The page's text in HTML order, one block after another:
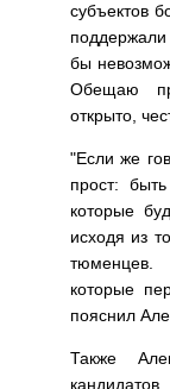
субъектов
бы
Обещаю
открыто,
"Если же
прост:
которые
исходя из
тюменцев.
которые
пояснил
Также